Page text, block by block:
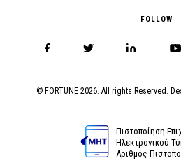
FOLLOW
© FORTUNE 2026. All rights Reserved.
Πιστοποίηση
Ηλεκτρονικού
Αριθμός